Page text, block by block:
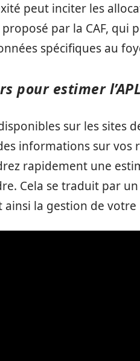
peut inciter les
par la CAF, qui
spécifiques au
pour estimer l’APL
sur les sites
informations sur vos
rapidement une
Cela se traduit par
ainsi la gestion de